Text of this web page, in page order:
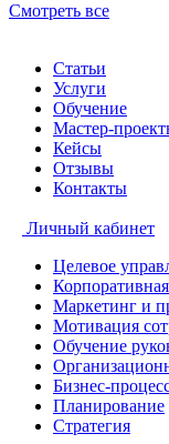
Смотреть все
Статьи
Услуги
Обучение
Мастер-
Кейсы
Отзывы
Контакты
Личный кабинет
Целевое
Маркетинг и
Мотивация
Обучение
Бизнес-
Планирование
Стратегия